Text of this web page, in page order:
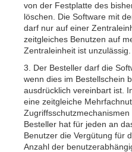
von der Festplatte des
löschen. Die Software mit
darf nur auf einer
zeitgleiches Benutzen auf
Zentraleinheit ist unzulässig.
3. Der Besteller darf die
wenn dies im Bestellschein
ausdrücklich vereinbart ist.
eine zeitgleiche
Besteller hat für jeden an
Benutzer die Vergütung für
Anzahl der